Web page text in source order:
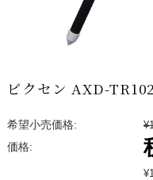
ビクセン AXD-
希望小売価格:
価格: